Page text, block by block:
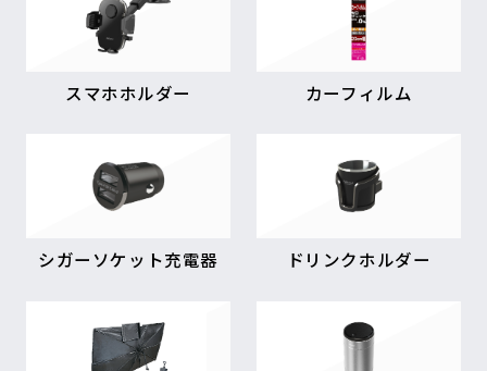
スマホホルダー カーフィルム
シガーソケット充電器 ドリンクホルダー